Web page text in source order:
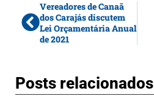
Vereadores de Canaã
dos Carajás discutem
Lei Orçamentária Anual
de 2021
Posts relacionados